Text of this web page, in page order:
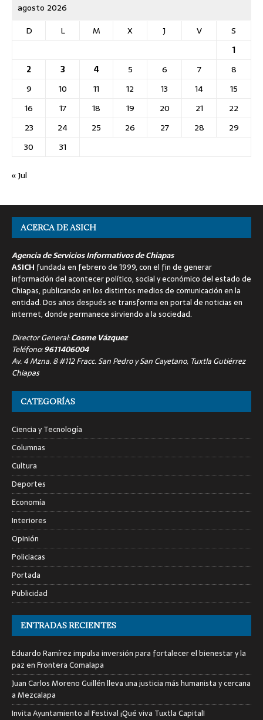
agosto 2026
D
L M X J V
S
1
2
3 4 5 6 7
8
9
10 11 12 13 14
15
16
17 18 19 20 21
22
23
24 25 26 27 28
29
30
31
« Jul
ACERCA DE ASICH
Agencia de Servicios Informativos de Chiapas
ASICH fundada en febrero de 1999, con el fin de generar
información del acontecer político, social y económico del estado de
Chiapas, publicando en los distintos medios de comunicación en la
entidad. Dos años después se transforma en portal de noticias en
internet, donde permanece sirviendo a la sociedad.
Director General:Cosme Vázquez
Teléfono:9611406004
Av. 4 Mzna. 8 #112 Fracc. San Pedro y San Cayetano, Tuxtla Gutiérrez
Chiapas
CATEGORÍAS
Ciencia y Tecnología
Columnas
Cultura
Deportes
Economía
Interiores
Opinión
Policiacas
Portada
Publicidad
ENTRADAS RECIENTES
Eduardo Ramírez impulsa inversión para fortalecer el bienestar y la
paz en Frontera Comalapa
Juan Carlos Moreno Guillén lleva una justicia más humanista y cercana
a Mezcalapa
Invita Ayuntamiento al Festival ¡Qué viva Tuxtla Capital!